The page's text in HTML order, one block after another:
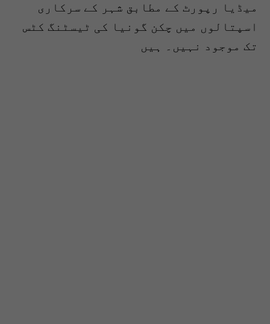
میڈیا رپورٹ کے مطابق شہر کے سرکاری
اسپتالوں میں چکن گونیا کی ٹیسٹنگ کٹس
تک موجود نہیں۔ ہیں